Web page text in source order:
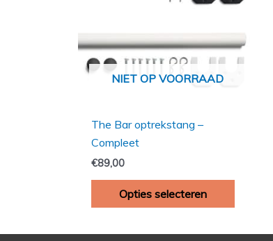
NIET OP VOORRAAD
The Bar optrekstang –
Compleet
€89,00
Opties selecteren
variaties.
optie
kan